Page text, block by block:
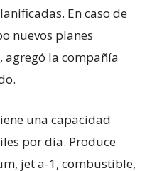
En caso de
nuevos planes
agregó la compañía
una capacidad
por día. Produce
jet a-1, combustible,